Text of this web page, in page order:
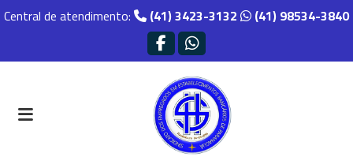
Central de atendimento: (41) 3423-3132 (41) 98534-3840